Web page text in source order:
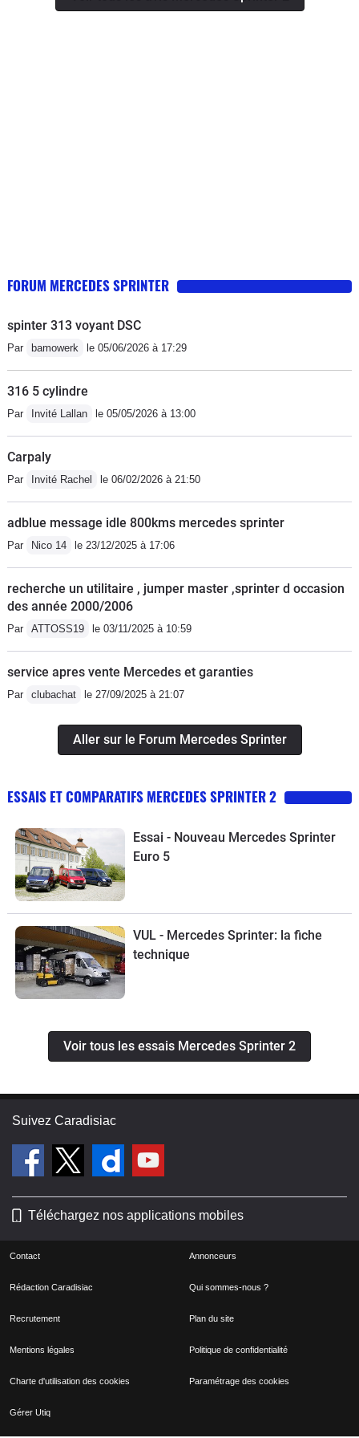
FORUM MERCEDES SPRINTER
spinter 313 voyant DSC
Par bamowerk le 05/06/2026 à 17:29
316 5 cylindre
Par Invité Lallan le 05/05/2026 à 13:00
Carpaly
Par Invité Rachel le 06/02/2026 à 21:50
adblue message idle 800kms mercedes sprinter
Par Nico 14 le 23/12/2025 à 17:06
recherche un utilitaire , jumper master ,sprinter d occasion
des année 2000/2006
Par ATTOSS19 le 03/11/2025 à 10:59
service apres vente Mercedes et garanties
Par clubachat le 27/09/2025 à 21:07
Aller sur le Forum Mercedes Sprinter
ESSAIS ET COMPARATIFS MERCEDES SPRINTER 2
Essai - Nouveau Mercedes Sprinter
Euro 5
VUL - Mercedes Sprinter: la fiche
technique
Voir tous les essais Mercedes Sprinter 2
Suivez Caradisiac
Téléchargez nos applications mobiles
Contact Annonceurs
Rédaction Caradisiac Qui sommes-nous ?
Recrutement Plan du site
Mentions légales Politique de confidentialité
Charte d'utilisation des cookies Paramétrage des cookies
Gérer Utiq